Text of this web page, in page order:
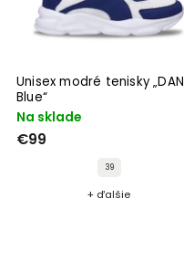
Unisex modré tenisky „DAN
Blue“
Na sklade
€99
39
+ ďalšie